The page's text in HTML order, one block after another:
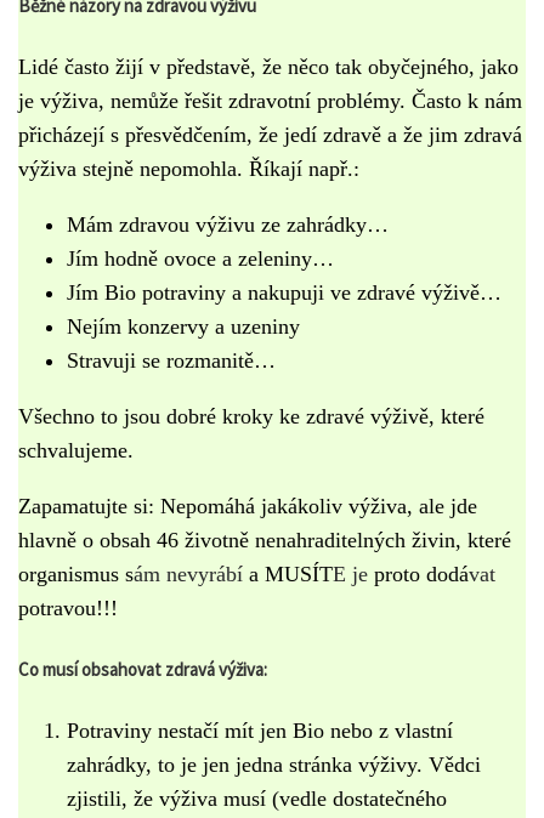
Běžné názory na zdravou výživu
Lidé často žijí v představě, že něco tak obyčejného, jako
je výživa, nemůže řešit zdravotní problémy. Často k nám
přicházejí s přesvědčením, že jedí zdravě a že jim zdravá
výživa stejně nepomohla. Říkají např.:
Mám zdravou výživu ze zahrádky…
Jím hodně ovoce a zeleniny…
Jím Bio potraviny a nakupuji ve zdravé výživě…
Nejím konzervy a uzeniny
Stravuji se rozmanitě…
Všechno to jsou dobré kroky ke zdravé výživě, které
schvalujeme.
Zapamatujte si: Nepomáhá jakákoliv výživa, ale jde
hlavně o obsah 46 životně nenahraditelných živin, které
organismus sám nevyrábía MUSÍTE je proto dodávat
potravou!!!
Co musí obsahovat zdravá výživa:
Potraviny nestačí mít jen Bio nebo z vlastní
zahrádky, to je jen jedna stránka výživy. Vědci
zjistili, že výživa musí (vedle dostatečného